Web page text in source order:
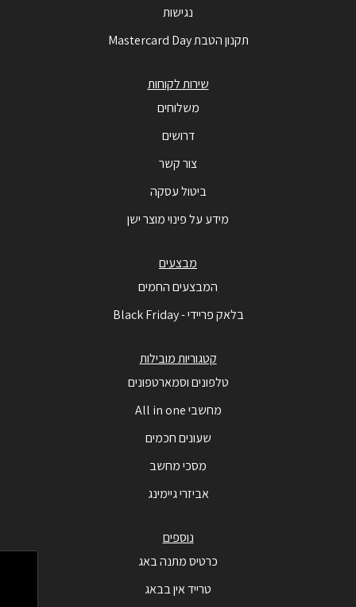
נגישות
תקנון הטבת Mastercard Day
שירות לקוחות
משלוחים
דרושים
צור קשר
ביטול עסקה
מידע על פינוי מוצר ישן
מבצעים
המבצעים החמים
בלאק פריידי - Black Friday
קטגוריות מובילות
טלפונים וסמארטפונים
מחשבי All in one
שעונים חכמים
מסכי מחשב
אביזרי גיימינג
נוספים
כרטיס מתנה באג
טרייד אין בבאג